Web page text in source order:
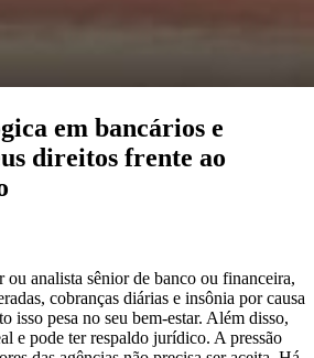
em bancários e
direitos frente ao
ou analista sênior de banco ou financeira,
cobranças diárias e insônia por causa
isso pesa no seu bem‑estar. Além disso,
e pode ter respaldo jurídico. A pressão